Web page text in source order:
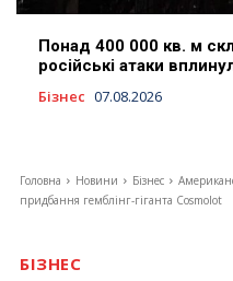
Понад 400 000 кв. м
російські атаки
Бізнес 07.08.2026